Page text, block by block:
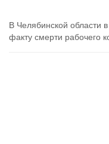
В Челябинской области
факту смерти рабочего